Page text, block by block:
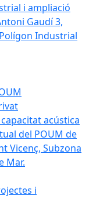
i ampliació
Gaudí 3,
Industrial
acústica
del POUM de
Vicenç, Subzona
Mar.
i